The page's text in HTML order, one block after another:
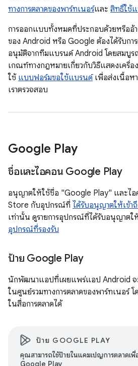
ทางการตลาดของพาร์ทเนอร์และ สิทธิ์ใช้
การออกแบบทั้งหมดที่ประกอบด้วยหรืออ้า
ของ Android หรือ Google ต้องได้รับกา
อนุมัติจากทีมแบรนด์ Android โดยสมบู
เกณฑ์ทางกฎหมายเกี่ยวกับวิธีแสดงเครื่อง
ใช้ แบบฟอร์มขอใช้แบรนด์เพื่อส่งเนื้อห
เราตรวจสอบ
Google Play
ชื่อและไอคอน Google Play
อนุญาตให้ใช้ชื่อ "Google Play" และไ
Store กับอุปกรณ์ที่ ได้รับอนุญาตให้เข้า
เท่านั้น ดูรายการอุปกรณ์ที่ได้รับอนุญาตใ
อุปกรณ์ที่รองรับ
ป้าย Google Play
นักพัฒนาแอปที่เผยแพร่แอป Android จ
ในศูนย์รวมทางการตลาดของพาร์ทเนอร์
ในสื่อการตลาดได้
ป้าย GOOGLE PLAY
คุณสามารถใช้ป้ายในแคมเปญการตลาดเพื่
Google Play